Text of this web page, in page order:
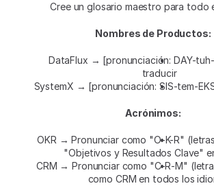
Cree un glosario maestro para todo
Nombres de Productos:
DataFlux → [pronunciación: DAY-
traducir
SystemX → [pronunciación: SIS-tem-
Acrónimos:
OKR → Pronunciar como "O-K-R"
"Objetivos y Resultados Clave"
CRM → Pronunciar como "C-R-M"
como CRM en todos los